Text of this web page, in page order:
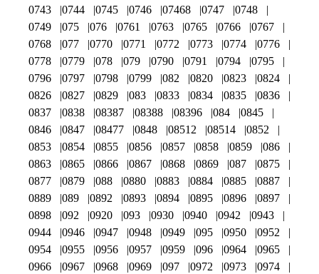
0743
0744 0745 0746 07468 0747
0748
0749
075 076 0761 0763 0765 0766
0767
0768
077 0770 0771 0772 0773 0774
0776
0778
0779 078 079 0790 0791 0794
0795
0796
0797 0798 0799 082 0820 0823
0824
0826
0827 0829 083 0833 0834 0835
0836
0837
0838 08387 08388 08396 084
0845
0846
0847 08477 0848 08512 08514
0852
0853
0854 0855 0856 0857 0858 0859
086
0863
0865 0866 0867 0868 0869 087
0875
0877
0879 088 0880 0883 0884 0885
0887
0889
089 0892 0893 0894 0895 0896
0897
0898
092 0920 093 0930 0940 0942
0943
0944
0946 0947 0948 0949 095 0950
0952
0954
0955 0956 0957 0959 096 0964
0965
0966
0967 0968 0969 097 0972 0973
0974